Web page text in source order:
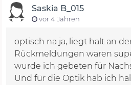
Saskia B_015
vor 4 Jahren
optisch na ja, liegt halt an
Rückmeldungen waren
wurde ich gebeten für
Und für die Optik hab ich